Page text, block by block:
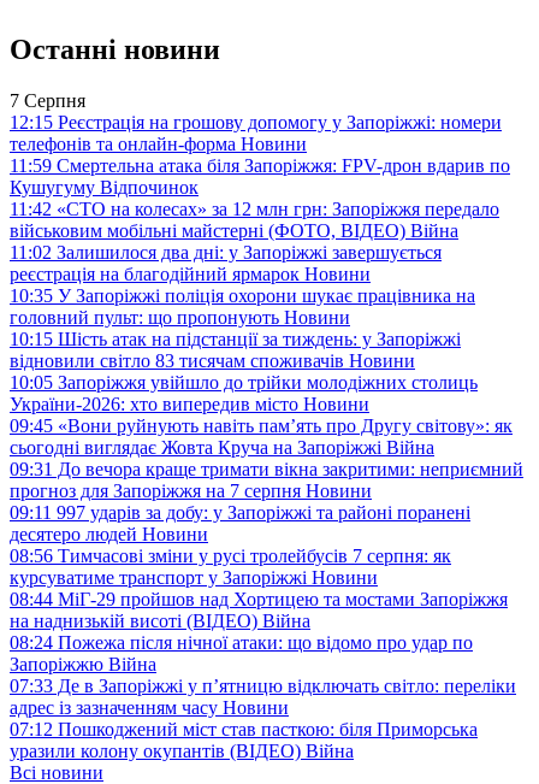
Останні новини
7 Серпня
12:15 Реєстрація на грошову допомогу у Запоріжжі: номери
телефонів та онлайн-форма Новини
11:59 Смертельна атака біля Запоріжжя: FPV-дрон вдарив по
Кушугуму Відпочинок
11:42 «СТО на колесах» за 12 млн грн: Запоріжжя передало
військовим мобільні майстерні (ФОТО, ВІДЕО) Війна
11:02 Залишилося два дні: у Запоріжжі завершується
реєстрація на благодійний ярмарок Новини
10:35 У Запоріжжі поліція охорони шукає працівника на
головний пульт: що пропонують Новини
10:15 Шість атак на підстанції за тиждень: у Запоріжжі
відновили світло 83 тисячам споживачів Новини
10:05 Запоріжжя увійшло до трійки молодіжних столиць
України-2026: хто випередив місто Новини
09:45 «Вони руйнують навіть пам’ять про Другу світову»: як
сьогодні виглядає Жовта Круча на Запоріжжі Війна
09:31 До вечора краще тримати вікна закритими: неприємний
прогноз для Запоріжжя на 7 серпня Новини
09:11 997 ударів за добу: у Запоріжжі та районі поранені
десятеро людей Новини
08:56 Тимчасові зміни у русі тролейбусів 7 серпня: як
курсуватиме транспорт у Запоріжжі Новини
08:44 МіГ-29 пройшов над Хортицею та мостами Запоріжжя
на наднизькій висоті (ВІДЕО) Війна
08:24 Пожежа після нічної атаки: що відомо про удар по
Запоріжжю Війна
07:33 Де в Запоріжжі у п’ятницю відключать світло: переліки
адрес із зазначенням часу Новини
07:12 Пошкоджений міст став пасткою: біля Приморська
уразили колону окупантів (ВІДЕО) Війна
Всі новини